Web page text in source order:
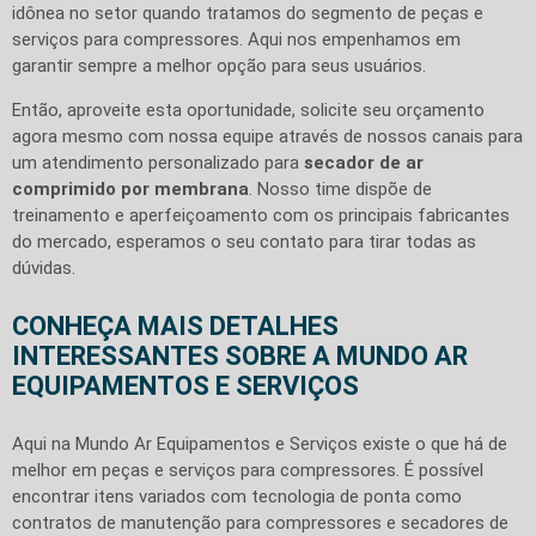
idônea no setor quando tratamos do segmento de peças e
serviços para compressores. Aqui nos empenhamos em
garantir sempre a melhor opção para seus usuários.
Então, aproveite esta oportunidade, solicite seu orçamento
agora mesmo com nossa equipe através de nossos canais para
um atendimento personalizado para secador de ar
comprimido por membrana. Nosso time dispõe de
treinamento e aperfeiçoamento com os principais fabricantes
do mercado, esperamos o seu contato para tirar todas as
dúvidas.
CONHEÇA MAIS DETALHES
INTERESSANTES SOBRE A MUNDO AR
EQUIPAMENTOS E SERVIÇOS
Aqui na Mundo Ar Equipamentos e Serviços existe o que há de
melhor em peças e serviços para compressores. É possível
encontrar itens variados com tecnologia de ponta como
contratos de manutenção para compressores e secadores de